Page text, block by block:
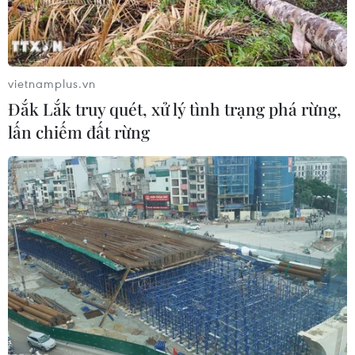
Các tỉnh từ Bình Thuận đến Bến Tre đề
phòng có gió giật mạnh
12/12/2016 12:03
Do ảnh hưởng của áp thấp nhiệt đới, từ đêm nay
(12/12), vùng ven biển các tỉnh từ Bình Thuận đến Bến
Tre có gió giật mạnh cấp 6-8.
vietnamplus.vn
Đắk Lắk truy quét, xử lý tình trạng phá rừng,
lấn chiếm đất rừng